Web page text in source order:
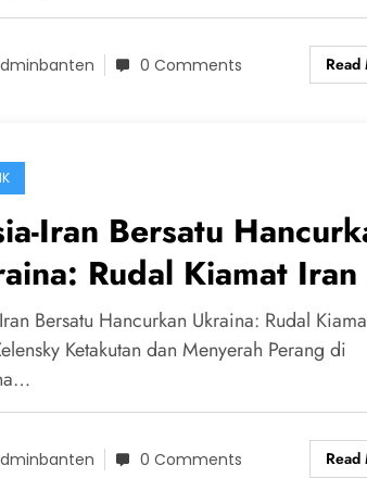
0 Comments Read
Iran Bersatu
Rudal Kiamat Iran
Ketakutan dan
Bersatu Hancurkan Ukraina: Rudal
Ketakutan dan Menyerah Perang di
0 Comments Read